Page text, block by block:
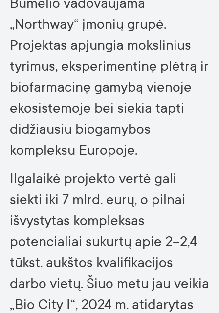
„Northway“ įmonių grupė.
Projektas apjungia mokslinius
tyrimus, eksperimentinę plėtrą ir
biofarmacinę gamybą vienoje
ekosistemoje bei siekia tapti
didžiausiu biogamybos
kompleksu Europoje.
Ilgalaikė projekto vertė gali
siekti iki 7 mlrd. eurų, o pilnai
išvystytas kompleksas
potencialiai sukurtų apie 2–2,4
tūkst. aukštos kvalifikacijos
darbo vietų. Šiuo metu jau veikia
„Bio City I“, 2024 m. atidarytas